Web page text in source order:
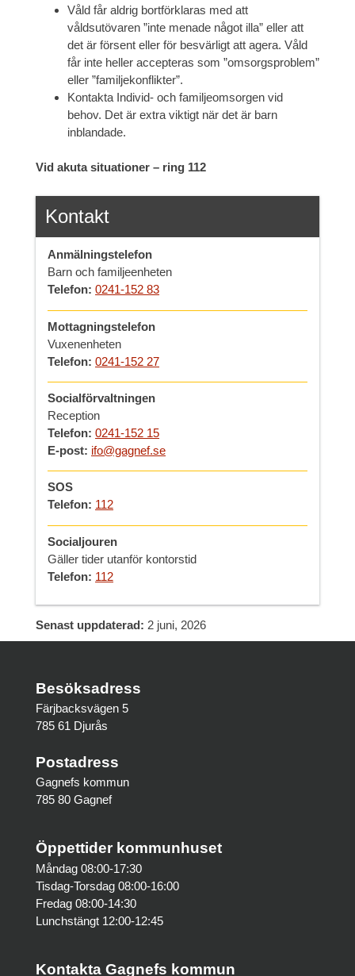
Våld får aldrig bortförklaras med att
våldsutövaren ”inte menade något illa” eller att
det är försent eller för besvärligt att agera. Våld
får inte heller accepteras som ”omsorgsproblem”
eller ”familjekonflikter”.
Kontakta Individ- och familjeomsorgen vid
behov. Det är extra viktigt när det är barn
inblandade.
Vid akuta situationer – ring 112
Kontakt
Anmälningstelefon
Barn och familjeenheten
Telefon:0241-152 83
Mottagningstelefon
Vuxenenheten
Telefon:0241-152 27
Socialförvaltningen
Reception
Telefon:0241-152 15
E-post: ifo@gagnef.se
SOS
Telefon: 112
Socialjouren
Gäller tider utanför kontorstid
Telefon: 112
Senast uppdaterad: 2 juni, 2026
Besöksadress
Färjbacksvägen 5
785 61 Djurås
Postadress
Gagnefs kommun
785 80 Gagnef
Öppettider kommunhuset
Måndag 08:00-17:30
Tisdag-Torsdag 08:00-16:00
Fredag 08:00-14:30
Lunchstängt 12:00-12:45
Kontakta Gagnefs kommun